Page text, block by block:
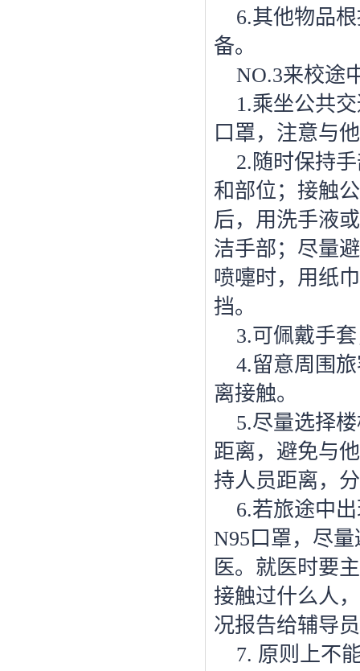
6.其他物品
备。
NO.3来校途
1.乘坐公共
口罩，注意与
2.随时保持
和部位；接触
后，用洗手液
洁手部；尽量
喷嚏时，用纸
挡。
3.可佩戴手
4.留意周围
离接触。
5.尽量选择
距离，避免与
持人员距离，
6.若旅途中
N95口罩，尽
医。就医时要
接触过什么人
况报告给辅导
7. 原则上不